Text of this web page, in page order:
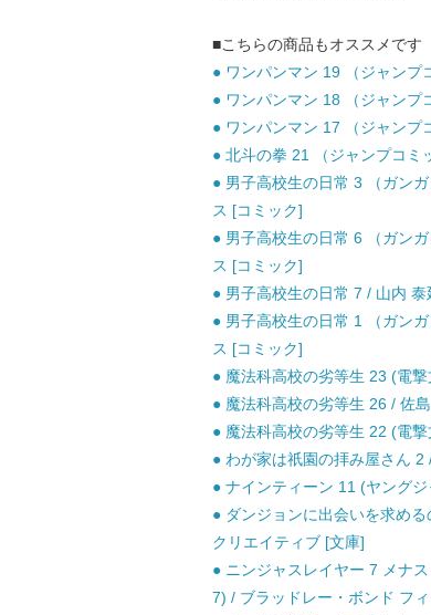
■こちらの商品もオススメです
● ワンパンマン 19 （ジャンプ
● ワンパンマン 18 （ジャンプ
● ワンパンマン 17 （ジャンプ
● 北斗の拳 21 （ジャンプコミ
● 男子高校生の日常 3 （ガン
ス [コミック]
● 男子高校生の日常 6 （ガン
ス [コミック]
● 男子高校生の日常 7 / 山内
● 男子高校生の日常 1 （ガン
ス [コミック]
● 魔法科高校の劣等生 23 (電
● 魔法科高校の劣等生 26 / 佐
● 魔法科高校の劣等生 22 (電
● わが家は祇園の拝み屋さん 2
● ナインティーン 11 (ヤング
● ダンジョンに出会いを求め
クリエイティブ [文庫]
● ニンジャスレイヤー 7 メナ
7) / ブラッドレー・ボンド フ